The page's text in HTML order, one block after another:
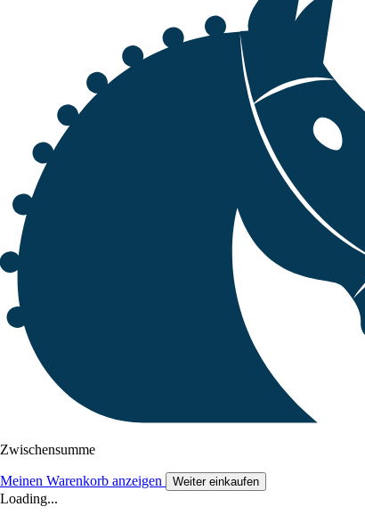
Zwischensumme
Meinen Warenkorb anzeigen Weiter einkaufen
Loading...